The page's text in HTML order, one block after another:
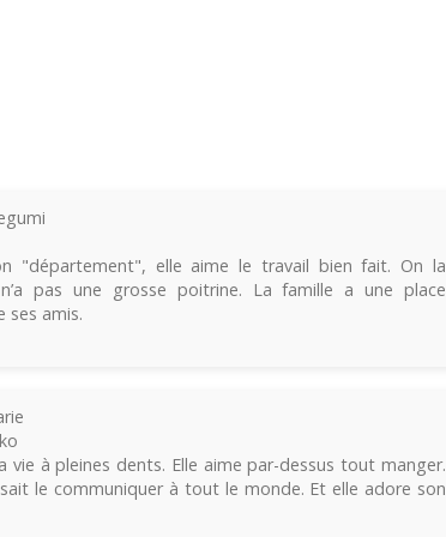
"département", elle aime le travail bien fait. On la
pas une grosse poitrine. La famille a une place
ses amis.
vie à pleines dents. Elle aime par-dessus tout manger.
le communiquer à tout le monde. Et elle adore son